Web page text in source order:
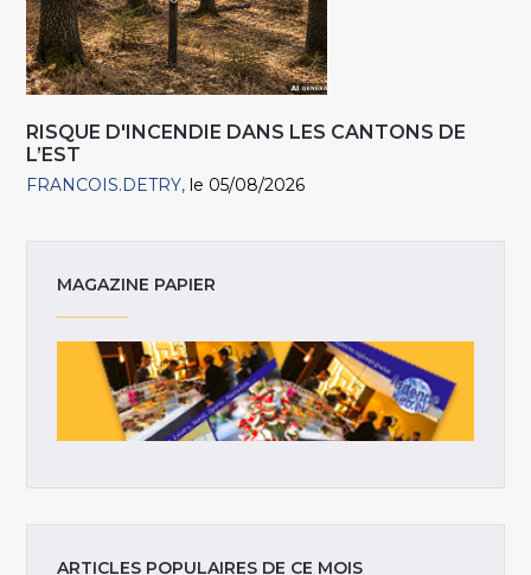
RISQUE D'INCENDIE DANS LES CANTONS DE
L’EST
FRANCOIS.DETRY le 05/08/2026
MAGAZINE PAPIER
ARTICLES POPULAIRES DE CE MOIS